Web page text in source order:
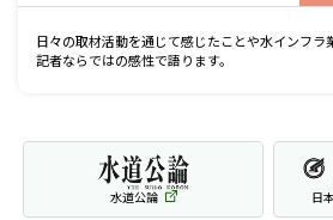
日々の取材活動を通じて感じたことや水インフラ
記者ならではの感性で語ります。
水道公論 日